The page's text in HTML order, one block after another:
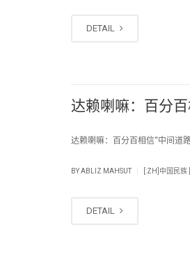
DETAIL
达赖喇嘛：百分
达赖喇嘛：百分百相信“中间
BYABLIZ MAHSUT [:ZH]中国民族
DETAIL